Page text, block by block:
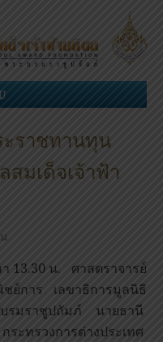
ราชทานทุน
สมเด็จเจ้าฟ้า
13.30 น. ศาสตราจารย์
าร เลขาธิการมูลนิธิ
บรมราชูปถัมภ์ นายธานี
ทรวงการต่างประเทศ